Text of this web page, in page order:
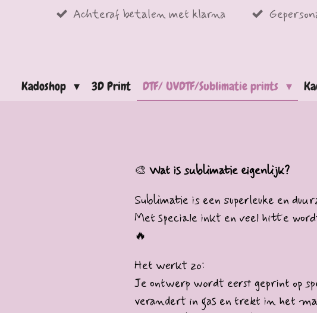
hoofdinhoud
Achteraf betalen met klarna
Kadoshop 3D Print DTF/ UVDTF/Sublimatie prints
🎨 Wat is sublimatie eigenlijk?
Sublimatie is een superleuke en
Met speciale inkt en veel hitte
🔥
Het werkt zo:
Je ontwerp wordt eerst geprint op
verandert in gas en trekt in het